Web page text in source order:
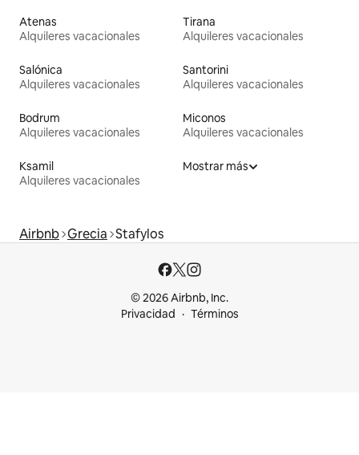
Atenas
Alquileres vacacionales
Tirana
Alquileres vacacionales
Salónica
Alquileres vacacionales
Santorini
Alquileres vacacionales
Bodrum
Alquileres vacacionales
Miconos
Alquileres vacacionales
Ksamil
Alquileres vacacionales
Mostrar más
Airbnb Grecia Stafylos
© 2026 Airbnb, Inc.
Privacidad
Términos